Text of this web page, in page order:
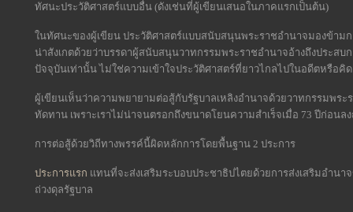
ทัศนะประวัติศาสตร์แบบอื่น (ดังเช่นที่ผู้เขียนเสนอในภาคแรกเป็นต้น)
ในทัศนะของผู้เขียน ประวัติศาสตร์แบบสนับสนุนพระราชอำนาจมองข้า
น่าสังเกตด้วยว่าบรรดาผู้สนับสนุนวาทกรรมพระราชอำนาจอ้างถึงประส
ปัจจุบันเท่านั้น ไม่ใช่ความเข้าใจประวัติศาสตร์ที่ยาวไกลไปในอดีตหรือคิ
ผู้เขียนเห็นว่าความพยายามต่อสู้กับรัฐบาลเหลิงอำนาจด้วยวาทกรรมพระ
ทัดทาน เพราะเราไม่น่าจนตรอกถึงขนาดโยนความสำเร็จเมื่อ 73 ปีก่อนล
การต่อสู้ด้วยวิถีทางพรรค์นี้ผิดหลักการโดยพื้นฐาน 2 ประการ
ประการแรก แทนที่จะส่งเสริมระบอบประชาธิปไตยด้วยการส่งเสริมอำน
ถ่วงดุลรัฐบาล